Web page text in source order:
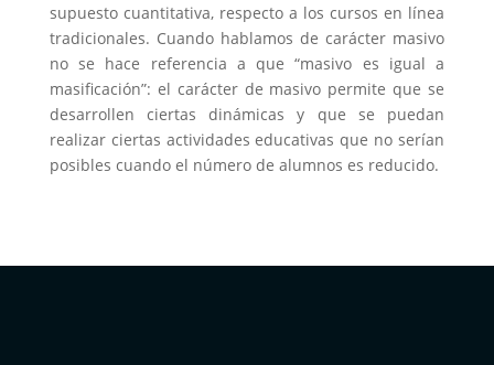
supuesto cuantitativa, respecto a los cursos en línea
tradicionales. Cuando hablamos de carácter masivo
no se hace referencia a que “masivo es igual a
masificación”: el carácter de masivo permite que se
desarrollen ciertas dinámicas y que se puedan
realizar ciertas actividades educativas que no serían
posibles cuando el número de alumnos es reducido.